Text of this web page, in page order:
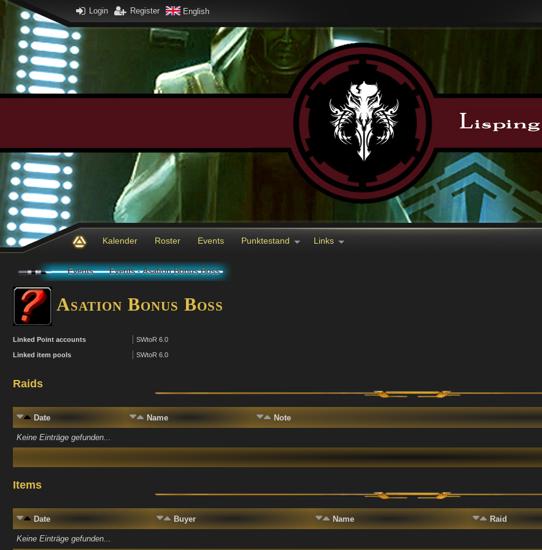
Login Register English
Kalender Roster Events Punktestand Links
Events Events - Asation Bonus Boss
Asation Bonus Boss
Linked Point accounts SWtoR 6.0
Linked item pools SWtoR 6.0
Raids
Date Name Note
Keine Einträge gefunden...
Items
Date Buyer Name Raid
Keine Einträge gefunden...